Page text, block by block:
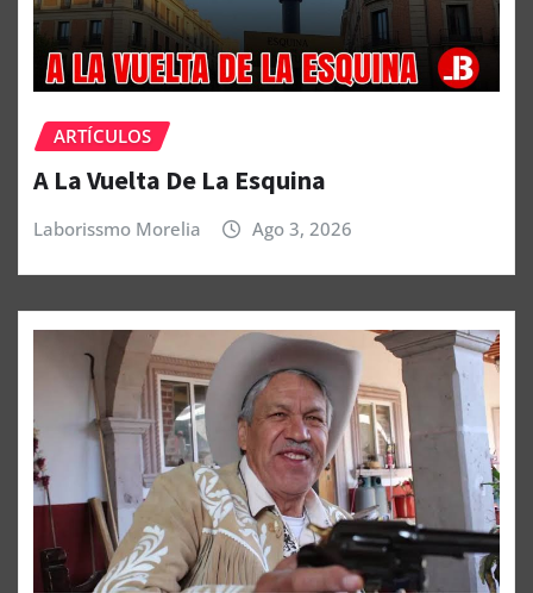
ARTÍCULOS
A La Vuelta De La Esquina
Laborissmo Morelia Ago 3, 2026